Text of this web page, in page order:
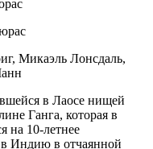
Микаэль Лонсдаль,
в Лаосе нищей
Ганга, которая в
на 10-летнее
Индию в отчаянной